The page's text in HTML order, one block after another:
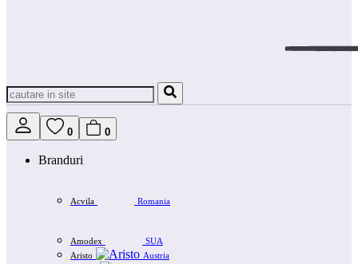
0 0
Branduri
Acvila Romania
Amodex
SUA
Aristo
Austria